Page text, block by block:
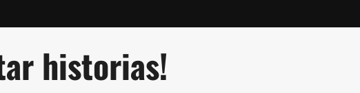
historias!